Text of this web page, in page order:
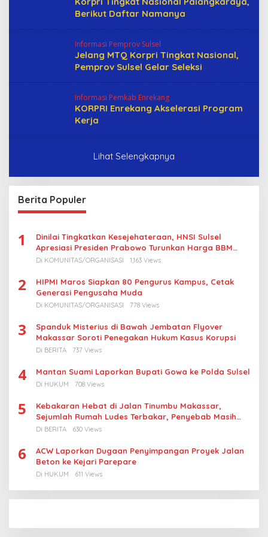
Berikut Daftar Namanya
Informasi Pemprov Sulsel
Jelang MTQ Korpri Tingkat Nasional,
Pemprov Sulsel Gelar Seleksi
Informasi Pemkab Enrekang
KORPRI Enrekang Akselerasi Program
Kerja
Lihat Selengkapnya
Berita Populer
1
Dinilai Tingkatkan Kesejehateraan, HNSI Sulsel
Apresiasi Presiden Prabowo Turunkan Harga BBM
Nelayan
Di KOMUNITAS/ORGANISASI 1,163 Views
2
HIPMI Maros Siapkan 80 Pengurus Kampus, Cetak
Generasi Pengusaha Muda
Di KOMUNITAS/ORGANISASI 778 Views
3
Spanduk Misterius di Bawah Jembatan Flyover
Makassar Soroti Penegakan Hukum Kasus Korupsi
Di BERITA 737 Views
4 Mantan Suami Laporkan Bupati Gowa ke Polda Sulsel
Di HUKUM 708 Views
5
Kebakaran Hebat di Jalan Tinumbu Makassar,
Sejumlah Rumah Ludes Terbakar, Penyebab Masih
Diselidiki
Di BERITA 630 Views
6
ACW Laporkan Dugaan Penyimpangan Proyek Jalan
Beton ke Kejari Parepare
Di HUKUM 611 Views